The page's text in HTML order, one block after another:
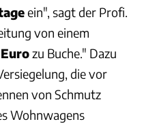
ein", sagt der Profi.
von einem
zu Buche." Dazu
die vor
von Schmutz
Wohnwagens